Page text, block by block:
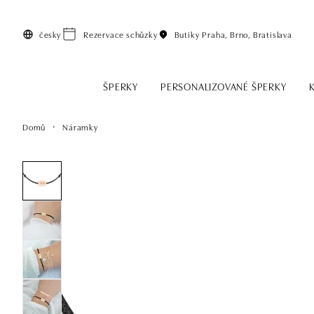
česky Rezervace schůzky Butiky Praha, Brno, Bratislava
ŠPERKY PERSONALIZOVANÉ ŠPERKY
Domů Náramky